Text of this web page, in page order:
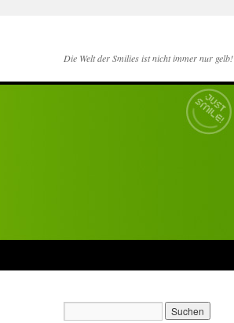
Die Welt der Smilies ist nicht immer nur gelb!